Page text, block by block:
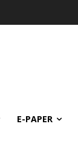
E-PAPER